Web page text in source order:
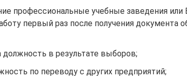
профессиональные учебные заведения или
первый раз после получения документа
в результате выборов;
по переводу с других предприятий;